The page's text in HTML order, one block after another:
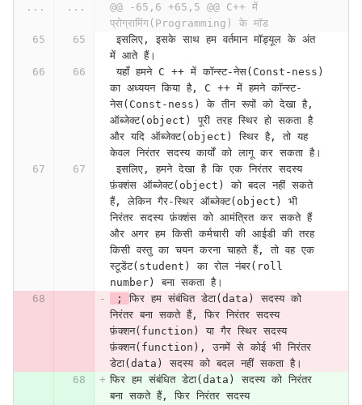
... ...
@@ -65,6 +65,5 @@ C++ में
प्रोग्रामिंग(Programming) के मॉड
इसलिए, इसके साथ हम वर्तमान मॉड्यूल के अंत
में आते हैं।
यहाँ हमने C ++ में कॉन्स्ट-नेस(Const-ness)
का अध्ययन किया है, C ++ में हमने कॉन्स्ट-
नेस(Const-ness) के तीन रूपों को देखा है,
ऑब्जेक्ट(object) पूरी तरह स्थिर हो सकता है
और यदि ऑब्जेक्ट(object) स्थिर है, तो यह
केवल निरंतर सदस्य कार्यों को लागू कर सकता है।
इसलिए, हमने देखा है कि एक निरंतर सदस्य
फ़ंक्शंस ऑब्जेक्ट(object) को बदल नहीं सकते
हैं, लेकिन गैर-स्थिर ऑब्जेक्ट(object) भी
निरंतर सदस्य फ़ंक्शंस को आमंत्रित कर सकते हैं
और अगर हम किसी कर्मचारी की आईडी की तरह
किसी वस्तु का चयन करना चाहते हैं, तो वह एक
स्टूडेंट(student) का रोल नंबर(roll
number) बना सकता है।
; फिर हम संबंधित डेटा(data) सदस्य को
निरंतर बना सकते हैं, फिर निरंतर सदस्य
फ़ंक्शन(function) या गैर स्थिर सदस्य
फ़ंक्शन(function), उनमें से कोई भी निरंतर
डेटा(data) सदस्य को बदल नहीं सकता है।
फिर हम संबंधित डेटा(data) सदस्य को निरंतर
बना सकते हैं, फिर निरंतर सदस्य